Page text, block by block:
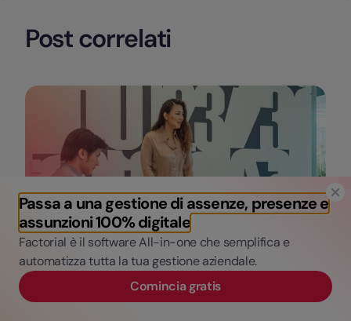
Passa a una gestione di assenze, presenze e
assunzioni 100% digitale
Factorial è il software All-in-one che semplifica e
automatizza tutta la tua gestione aziendale.
Comincia gratis
Post correlati
Gestione del personale